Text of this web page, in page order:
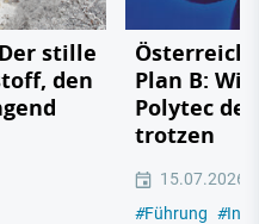
stille
den
Plan B:
Polytec
trotzen
15.07.2026
#Führung #